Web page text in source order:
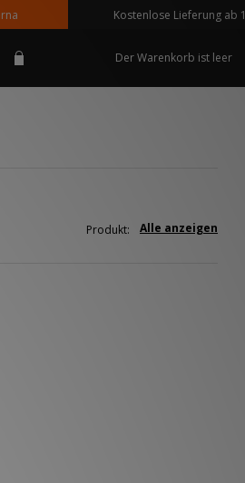
Kostenlose Lieferung ab
Der Warenkorb ist leer
Alle anzeigen
Produkt: